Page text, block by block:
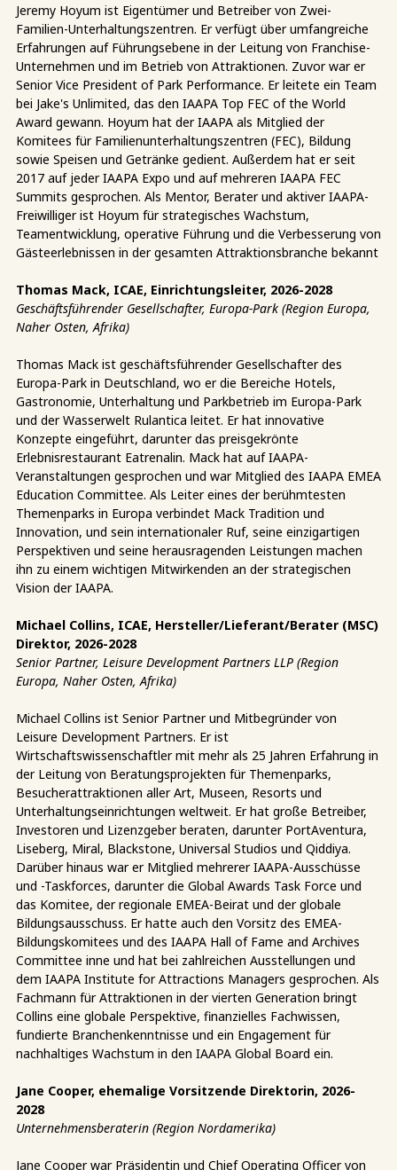
Jeremy Hoyum ist Eigentümer und Betreiber von Zwei-
Familien-Unterhaltungszentren. Er verfügt über umfangreiche
Erfahrungen auf Führungsebene in der Leitung von Franchise-
Unternehmen und im Betrieb von Attraktionen. Zuvor war er
Senior Vice President of Park Performance. Er leitete ein Team
bei Jake's Unlimited, das den IAAPA Top FEC of the World
Award gewann. Hoyum hat der IAAPA als Mitglied der
Komitees für Familienunterhaltungszentren (FEC), Bildung
sowie Speisen und Getränke gedient. Außerdem hat er seit
2017 auf jeder IAAPA Expo und auf mehreren IAAPA FEC
Summits gesprochen. Als Mentor, Berater und aktiver IAAPA-
Freiwilliger ist Hoyum für strategisches Wachstum,
Teamentwicklung, operative Führung und die Verbesserung von
Gästeerlebnissen in der gesamten Attraktionsbranche bekannt
Thomas Mack, ICAE, Einrichtungsleiter, 2026-2028
Geschäftsführender Gesellschafter, Europa-Park (Region Europa,
Naher Osten, Afrika)
Thomas Mack ist geschäftsführender Gesellschafter des
Europa-Park in Deutschland, wo er die Bereiche Hotels,
Gastronomie, Unterhaltung und Parkbetrieb im Europa-Park
und der Wasserwelt Rulantica leitet. Er hat innovative
Konzepte eingeführt, darunter das preisgekrönte
Erlebnisrestaurant Eatrenalin. Mack hat auf IAAPA-
Veranstaltungen gesprochen und war Mitglied des IAAPA EMEA
Education Committee. Als Leiter eines der berühmtesten
Themenparks in Europa verbindet Mack Tradition und
Innovation, und sein internationaler Ruf, seine einzigartigen
Perspektiven und seine herausragenden Leistungen machen
ihn zu einem wichtigen Mitwirkenden an der strategischen
Vision der IAAPA.
Michael Collins, ICAE, Hersteller/Lieferant/Berater (MSC)
Direktor, 2026-2028
Senior Partner, Leisure Development Partners LLP (Region
Europa, Naher Osten, Afrika)
Michael Collins ist Senior Partner und Mitbegründer von
Leisure Development Partners. Er ist
Wirtschaftswissenschaftler mit mehr als 25 Jahren Erfahrung in
der Leitung von Beratungsprojekten für Themenparks,
Besucherattraktionen aller Art, Museen, Resorts und
Unterhaltungseinrichtungen weltweit. Er hat große Betreiber,
Investoren und Lizenzgeber beraten, darunter PortAventura,
Liseberg, Miral, Blackstone, Universal Studios und Qiddiya.
Darüber hinaus war er Mitglied mehrerer IAAPA-Ausschüsse
und -Taskforces, darunter die Global Awards Task Force und
das Komitee, der regionale EMEA-Beirat und der globale
Bildungsausschuss. Er hatte auch den Vorsitz des EMEA-
Bildungskomitees und des IAAPA Hall of Fame and Archives
Committee inne und hat bei zahlreichen Ausstellungen und
dem IAAPA Institute for Attractions Managers gesprochen. Als
Fachmann für Attraktionen in der vierten Generation bringt
Collins eine globale Perspektive, finanzielles Fachwissen,
fundierte Branchenkenntnisse und ein Engagement für
nachhaltiges Wachstum in den IAAPA Global Board ein.
Jane Cooper, ehemalige Vorsitzende Direktorin, 2026-
2028
Unternehmensberaterin (Region Nordamerika)
Jane Cooper war Präsidentin und Chief Operating Officer von